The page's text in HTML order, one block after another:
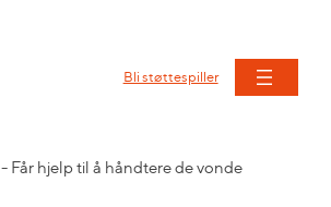
Bli støttespiller
‒ Får hjelp til å håndtere de vonde